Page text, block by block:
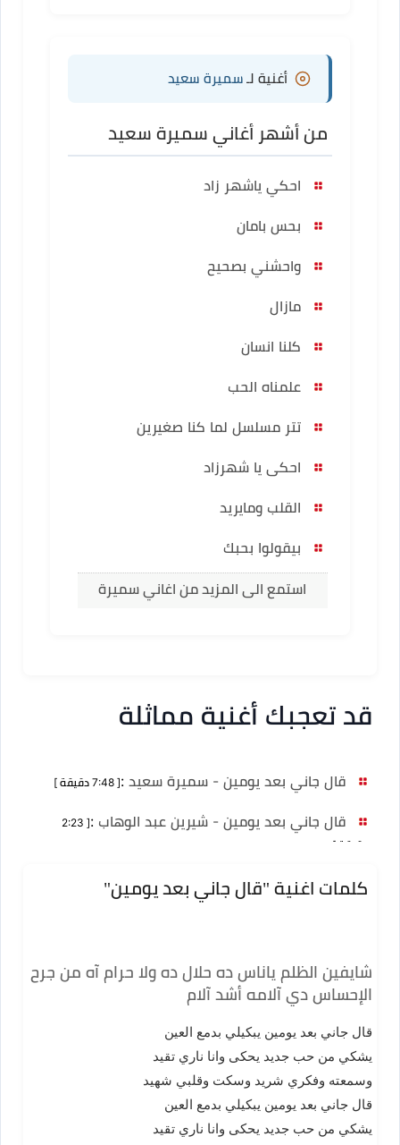
أغنية لـ سميرة سعيد
من أشهر أغاني سميرة سعيد
احكي ياشهر زاد
بحس بامان
واحشني بصحيح
مازال
كلنا انسان
علمناه الحب
تتر مسلسل لما كنا صغيرين
احكى يا شهرزاد
القلب ومايريد
بيقولوا بحبك
استمع الى المزيد من اغاني سميرة
قد تعجبك أغنية مماثلة
قال جاني بعد يومين - سميرة سعيد :[ 7:48 دقيقة ]
قال جاني بعد يومين - شيرين عبد الوهاب :
[ 2:23
دقيقة ]
كلمات اغنية "قال جاني بعد يومين"
شايفين الظلم ياناس ده حلال ده ولا حرام آه من جرح
الإحساس دي آلامه أشد آلام
قال جاني بعد يومين يبكيلي بدمع العين
يشكي من حب جديد يحكى وانا ناري تقيد
وسمعته وفكري شريد وسكت وقلبي شهيد
قال جاني بعد يومين يبكيلي بدمع العين
يشكي من حب جديد يحكى وانا ناري تقيد